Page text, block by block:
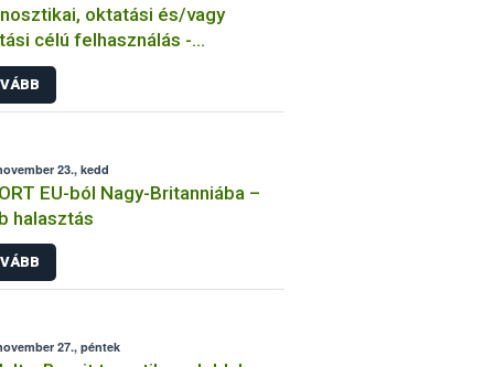
oktatási és/vagy
célú felhasználás -
23., kedd
EU-ból Nagy-Britanniába –
halasztás
27., péntek